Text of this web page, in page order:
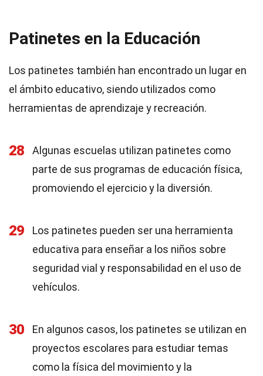
Patinetes en la Educación
Los patinetes también han encontrado un lugar en
el ámbito educativo, siendo utilizados como
herramientas de aprendizaje y recreación.
28
Algunas escuelas utilizan patinetes como
parte de sus programas de educación física,
promoviendo el ejercicio y la diversión.
29
Los patinetes pueden ser una herramienta
educativa para enseñar a los niños sobre
seguridad vial y responsabilidad en el uso de
vehículos.
30
En algunos casos, los patinetes se utilizan en
proyectos escolares para estudiar temas
como la física del movimiento y la